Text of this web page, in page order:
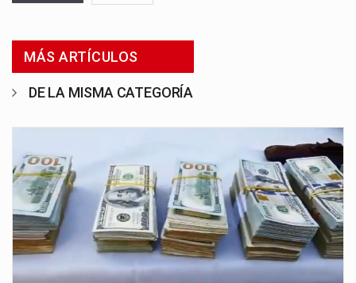
MÁS ARTÍCULOS
DE LA MISMA CATEGORÍA